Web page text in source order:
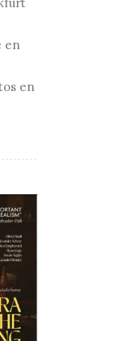
en
en